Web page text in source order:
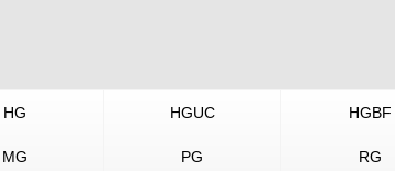
HG HGUC HGBF
MG PG RG